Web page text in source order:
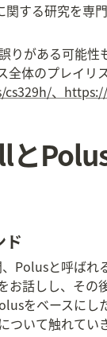
する研究を専
がある可能
体のプレイリ
、
ド
Polusと呼ばれ
話しし、その
をベースにし
いて触れていき